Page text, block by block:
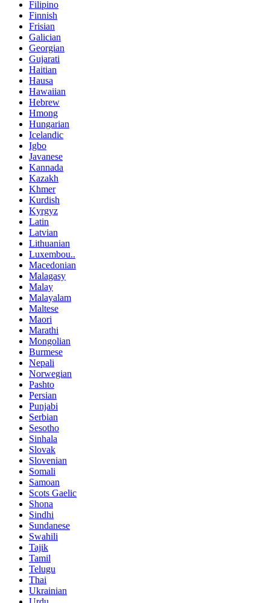
Filipino
Finnish
Frisian
Galician
Georgian
Gujarati
Haitian
Hausa
Hawaiian
Hebrew
Hmong
Hungarian
Icelandic
Igbo
Javanese
Kannada
Kazakh
Khmer
Kurdish
Kyrgyz
Latin
Latvian
Lithuanian
Luxembou..
Macedonian
Malagasy
Malay
Malayalam
Maltese
Maori
Marathi
Mongolian
Burmese
Nepali
Norwegian
Pashto
Persian
Punjabi
Serbian
Sesotho
Sinhala
Slovak
Slovenian
Somali
Samoan
Scots Gaelic
Shona
Sindhi
Sundanese
Swahili
Tajik
Tamil
Telugu
Thai
Ukrainian